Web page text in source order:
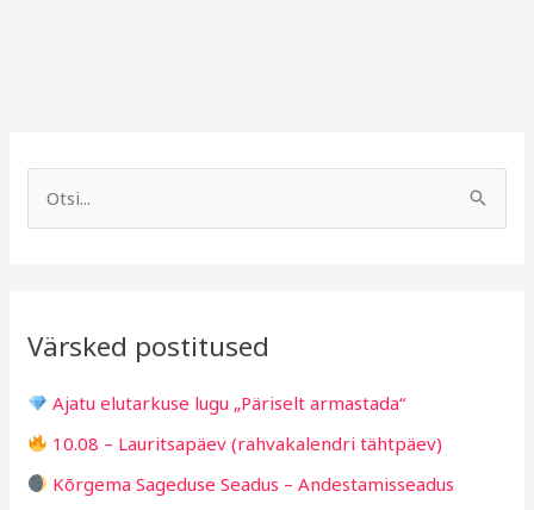
c
o
r
Värsked postitused
Ajatu elutarkuse lugu „Päriselt armastada“
10.08 – Lauritsapäev (rahvakalendri tähtpäev)
Kõrgema Sageduse Seadus – Andestamisseadus
g
i
d